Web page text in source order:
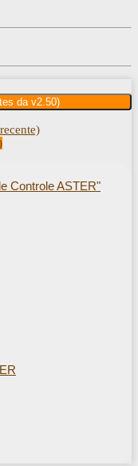
da v2.50)
Controle ASTER"